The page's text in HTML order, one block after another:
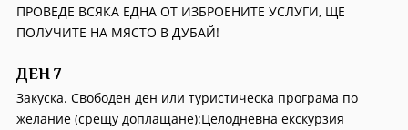
ПРОВЕДЕ ВСЯКА ЕДНА ОТ ИЗБРОЕНИТЕ УСЛУГИ, ЩЕ
ПОЛУЧИТЕ НА МЯСТО В ДУБАЙ!
ДЕН 7
Закуска. Свободен ден или туристическа програма по
желание (срещу доплащане):Целодневна екскурзия